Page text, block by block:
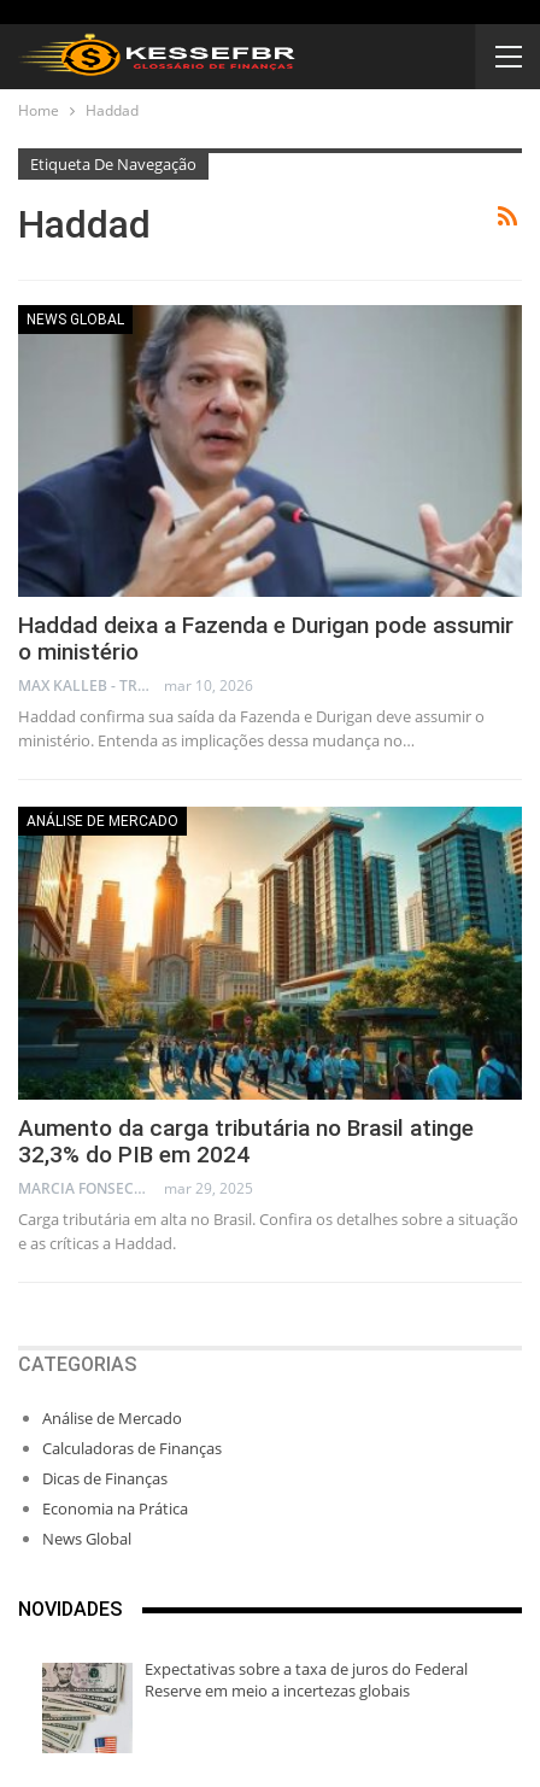
Home Haddad
Etiqueta De Navegação
Haddad
NEWS GLOBAL
Haddad deixa a Fazenda e Durigan pode assumir
o ministério
MAX KALLEB - TRADER mar 10, 2026
Haddad confirma sua saída da Fazenda e Durigan deve assumir o
ministério. Entenda as implicações dessa mudança no…
ANÁLISE DE MERCADO
Aumento da carga tributária no Brasil atinge
32,3% do PIB em 2024
MARCIA FONSECA - FINANCIAL CONSULTANT mar 29, 2025
Carga tributária em alta no Brasil. Confira os detalhes sobre a situação
e as críticas a Haddad.
CATEGORIAS
Análise de Mercado
Calculadoras de Finanças
Dicas de Finanças
Economia na Prática
News Global
NOVIDADES
Expectativas sobre a taxa de juros do Federal
Reserve em meio a incertezas globais